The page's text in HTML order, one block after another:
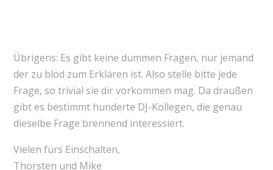
Übrigens: Es gibt keine dummen Fragen, nur jemand
der zu blöd zum Erklären ist. Also stelle bitte jede
Frage, so trivial sie dir vorkommen mag. Da draußen
gibt es bestimmt hunderte DJ-Kollegen, die genau
dieselbe Frage brennend interessiert.
Vielen fürs Einschalten,
Thorsten und Mike